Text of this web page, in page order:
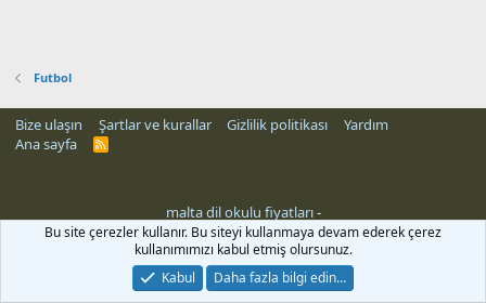
Futbol
Bize ulaşın Şartlar ve kurallar Gizlilik politikası
Yardım
Ana sayfa
R
malta dil okulu fiyatları-
Bu site çerezler kullanır. Bu siteyi kullanmaya devam ederek çerez
kullanımımızı kabul etmiş olursunuz.
Kabul
Daha fazla bilgi edin…